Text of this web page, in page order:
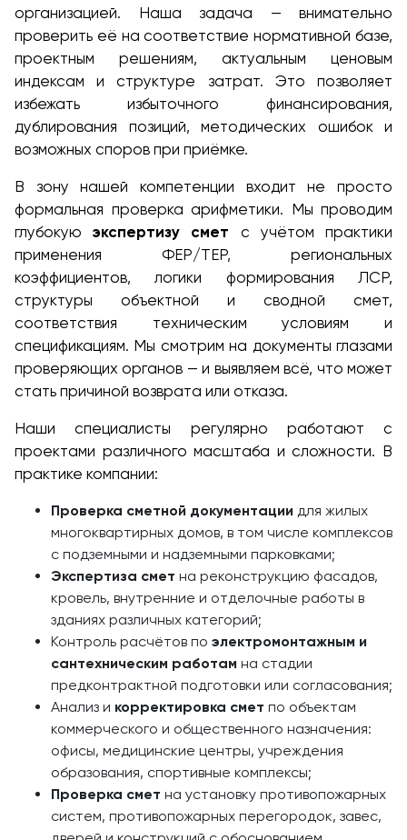
организацией. Наша задача — внимательно
проверить её на соответствие нормативной базе,
проектным решениям, актуальным ценовым
индексам и структуре затрат. Это позволяет
избежать избыточного финансирования,
дублирования позиций, методических ошибок и
возможных споров при приёмке.
В зону нашей компетенции входит не просто
формальная проверка арифметики. Мы проводим
глубокуюэкспертизу смет с учётом практики
применения ФЕР/ТЕР, региональных
коэффициентов, логики формирования ЛСР,
структуры объектной и сводной смет,
соответствия техническим условиям и
спецификациям. Мы смотрим на документы глазами
проверяющих органов — и выявляем всё, что может
стать причиной возврата или отказа.
Наши специалисты регулярно работают с
проектами различного масштаба и сложности. В
практике компании:
Проверка сметной документации для жилых
многоквартирных домов, в том числе комплексов
с подземными и надземными парковками;
Экспертиза смет на реконструкцию фасадов,
кровель, внутренние и отделочные работы в
зданиях различных категорий;
Контроль расчётов по электромонтажным и
сантехническим работам на стадии
предконтрактной подготовки или согласования;
Анализ и корректировка смет по объектам
коммерческого и общественного назначения:
офисы, медицинские центры, учреждения
образования, спортивные комплексы;
Проверка смет на установку противопожарных
систем, противопожарных перегородок, завес,